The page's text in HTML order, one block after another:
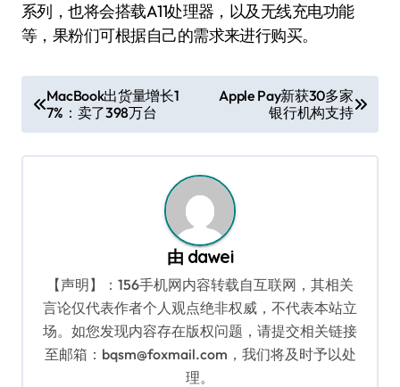
系列，也将会搭载A11处理器，以及无线充电功能
等，果粉们可根据自己的需求来进行购买。
章
导
MacBook出货量增长1
7%：卖了398万台
Apple Pay新获30多家
银行机构支持
由 dawei
【声明】：156手机网内容转载自互联网，其相关
言论仅代表作者个人观点绝非权威，不代表本站立
场。如您发现内容存在版权问题，请提交相关链接
至邮箱：bqsm@foxmail.com，我们将及时予以处
理。